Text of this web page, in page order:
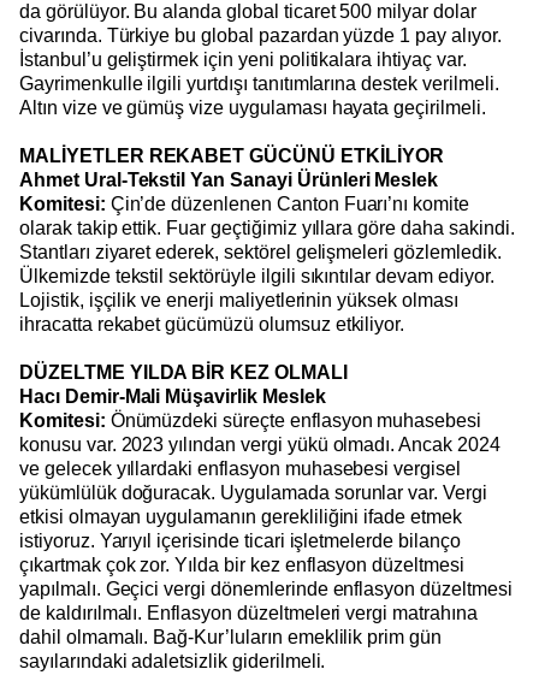
da görülüyor. Bu alanda global ticaret 500 milyar dolar
civarında. Türkiye bu global pazardan yüzde 1 pay alıyor.
İstanbul’u geliştirmek için yeni politikalara ihtiyaç var.
Gayrimenkulle ilgili yurtdışı tanıtımlarına destek verilmeli.
Altın vize ve gümüş vize uygulaması hayata geçirilmeli.
MALİYETLER REKABET GÜCÜNÜ ETKİLİYOR
Ahmet Ural-Tekstil Yan Sanayi Ürünleri Meslek
Komitesi: Çin’de düzenlenen Canton Fuarı’nı komite
olarak takip ettik. Fuar geçtiğimiz yıllara göre daha sakindi.
Stantları ziyaret ederek, sektörel gelişmeleri gözlemledik.
Ülkemizde tekstil sektörüyle ilgili sıkıntılar devam ediyor.
Lojistik, işçilik ve enerji maliyetlerinin yüksek olması
ihracatta rekabet gücümüzü olumsuz etkiliyor.
DÜZELTME YILDA BİR KEZ OLMALI
Hacı Demir-Mali Müşavirlik Meslek
Komitesi: Önümüzdeki süreçte enflasyon muhasebesi
konusu var. 2023 yılından vergi yükü olmadı. Ancak 2024
ve gelecek yıllardaki enflasyon muhasebesi vergisel
yükümlülük doğuracak. Uygulamada sorunlar var. Vergi
etkisi olmayan uygulamanın gerekliliğini ifade etmek
istiyoruz. Yarıyıl içerisinde ticari işletmelerde bilanço
çıkartmak çok zor. Yılda bir kez enflasyon düzeltmesi
yapılmalı. Geçici vergi dönemlerinde enflasyon düzeltmesi
de kaldırılmalı. Enflasyon düzeltmeleri vergi matrahına
dahil olmamalı. Bağ-Kur’luların emeklilik prim gün
sayılarındaki adaletsizlik giderilmeli.